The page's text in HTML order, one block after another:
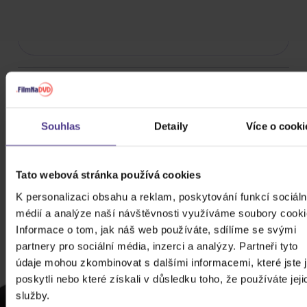
Souhlas Detaily Více o
Tato webová stránka používá cookies
K personalizaci obsahu a reklam, poskytování funkcí
médií a analýze naší návštěvnosti využíváme soubory
Informace o tom, jak náš web používáte, sdílíme se svými
partnery pro sociální média, inzerci a analýzy. Partneři tyto
údaje mohou zkombinovat s dalšími informacemi, které jste
poskytli nebo které získali v důsledku toho, že používáte
služby.
VÍCE
SLEV?
ZADEJTE
E-MAIL.
Přihlaste se k
odběru našeho